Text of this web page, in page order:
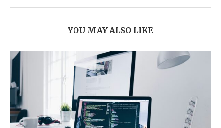
YOU MAY ALSO LIKE